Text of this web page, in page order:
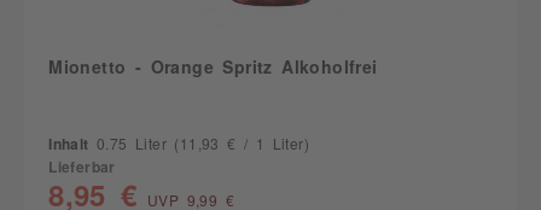
Mionetto - Orange Spritz Alkoholfrei
Inhalt 0.75 Liter (11,93 € / 1 Liter)
Lieferbar
8,95 € UVP 9,99 €